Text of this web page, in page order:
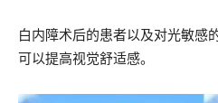
白内障术后的患者以及对光敏感
可以提高视觉舒适感。